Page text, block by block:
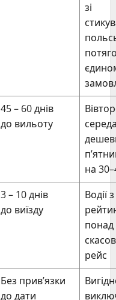
зі
45 – 60 днів
до вильоту
на
3 – 10 днів
до виїзду
Водії з
понад
рейс
Без прив’язки
до дати